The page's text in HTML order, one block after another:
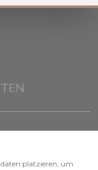
platzieren, um